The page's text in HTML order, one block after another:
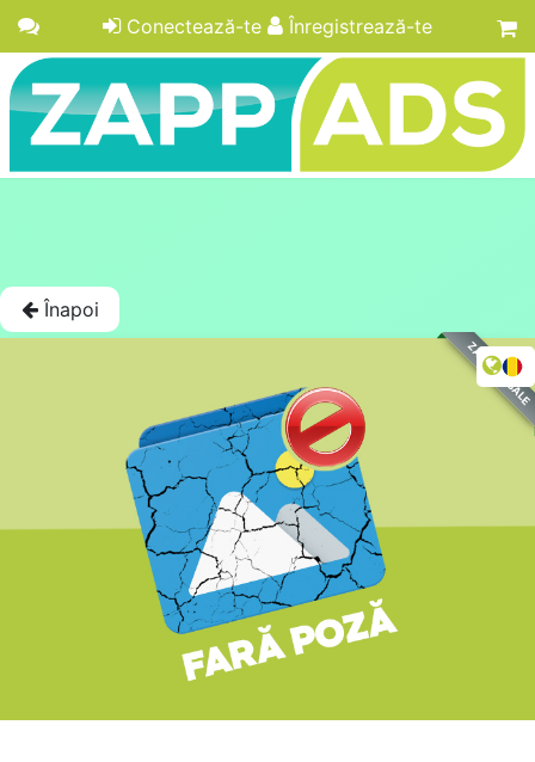
Conectează-te Înregistrează-te
Înapoi
ZAPPADS SALE